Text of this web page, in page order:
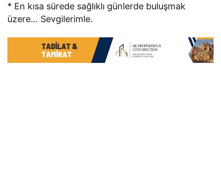
* En kısa sürede sağlıklı günlerde buluşmak
üzere… Sevgilerimle.